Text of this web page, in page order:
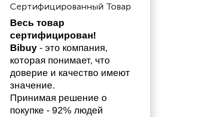
Сертифицированный Товар
Весь товар
сертифицирован!
Bibuy - это компания,
которая понимает, что
доверие и качество имеют
значение.
Принимая решение о
покупке - 92% людей